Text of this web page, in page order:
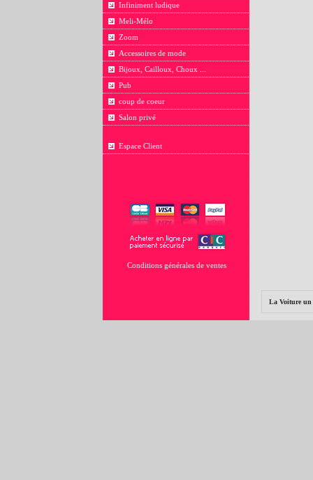
Infiniment ludique
Meli-Mélo
Zoom
Accessoires de mode
Bijoux, Cailloux, Choux ...
Pub
coup de coeur
Salon privé
Espace Client
Conditions générales de ventes
La Voiture un